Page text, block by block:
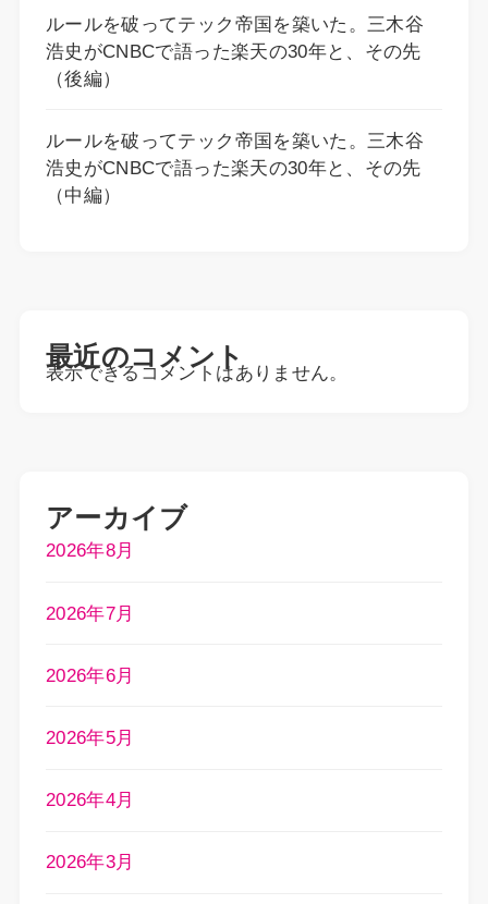
ルールを破ってテック帝国を築いた。三木谷
浩史がCNBCで語った楽天の30年と、その先
（後編）
ルールを破ってテック帝国を築いた。三木谷
浩史がCNBCで語った楽天の30年と、その先
（中編）
最近のコメント
表示できるコメントはありません。
アーカイブ
2026年8月
2026年7月
2026年6月
2026年5月
2026年4月
2026年3月